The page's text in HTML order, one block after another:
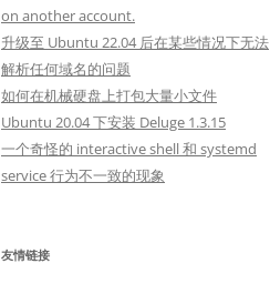
on another account.
升级至 Ubuntu 22.04 后在某些情况下无法
解析任何域名的问题
如何在机械硬盘上打包大量小文件
Ubuntu 20.04 下安装 Deluge 1.3.15
一个奇怪的 interactive shell 和 systemd
service 行为不一致的现象
友情链接